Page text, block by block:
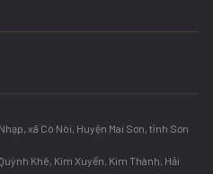
xã Cò Nòi, Huyện Mai Sơn, tỉnh Sơn
Khê, Kim Xuyến, Kim Thành, Hải